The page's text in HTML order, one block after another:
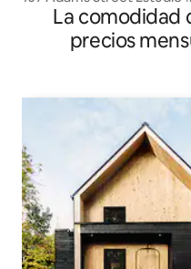
La comodidad
precios